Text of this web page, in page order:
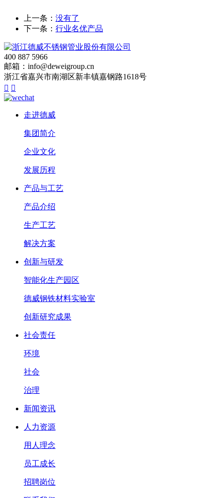
上一条： 没有了
下一条： 行业名优产品
400 887 5966
邮箱：info@deweigroup.cn
浙江省嘉兴市南湖区新丰镇嘉钢路1618号
 
走进德威
集团简介
企业文化
发展历程
产品与工艺
产品介绍
生产工艺
解决方案
创新与研发
智能化生产园区
德威钢铁材料实验室
创新研究成果
社会责任
环境
社会
治理
新闻资讯
人力资源
用人理念
员工成长
招聘岗位